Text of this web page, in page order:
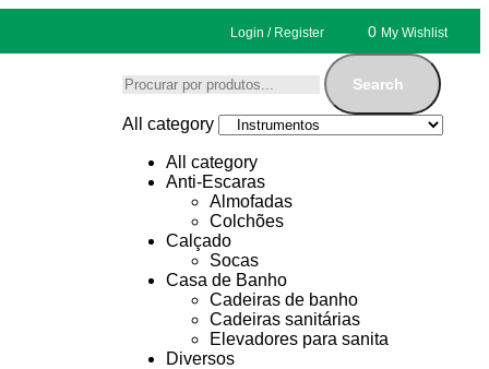
Login / Register 0 My Wishlist
Search
All category
All category
Anti-Escaras
Almofadas
Colchões
Calçado
Socas
Casa de Banho
Cadeiras de banho
Cadeiras sanitárias
Elevadores para sanita
Diversos